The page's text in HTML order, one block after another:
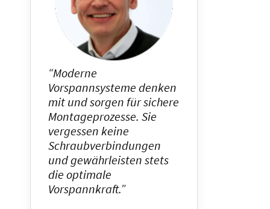
“Moderne
Vorspannsysteme denken
mit und sorgen für sichere
Montageprozesse. Sie
vergessen keine
Schraubverbindungen
und gewährleisten stets
die optimale
Vorspannkraft.”